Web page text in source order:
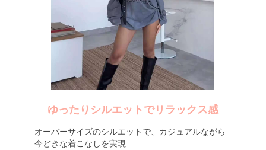
ゆったりシルエットでリラックス感
オーバーサイズのシルエットで、カジュアルながら
今どきな着こなしを実現